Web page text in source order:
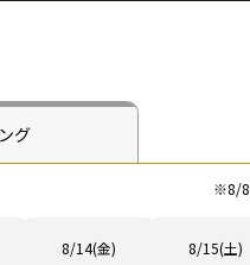
グ
※8/8
8/14(金) 8/15(土)